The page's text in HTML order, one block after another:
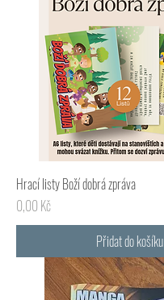
Hrací listy Boží dobrá zpráva
Cena
0,00 Kč
Přidat do košíku